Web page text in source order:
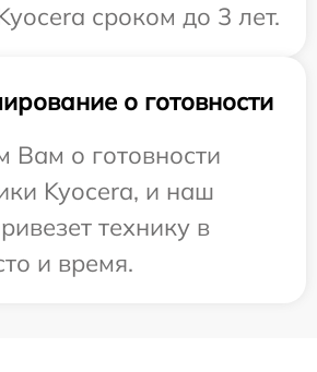
сроком до 3 лет.
о готовности
о готовности
Kyocera, и наш
технику в
и время.